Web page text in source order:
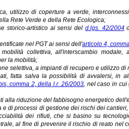
utilizzo di coperture a verde,
Rete Verde e della Rete Ecologica;
storico-artistico ai sensi del d.lgs. 42/2004
nel PGT ai sensi dell'articolo 4,
collettiva, all'interscambio
la mobilità;
selettiva, a impianti di recupero e utilizzo
fatta salva la possibilità di avvalersi, in
comma 2, della l.r. 26/2003, nel caso in cui
alla riduzione del fabbisogno energetico
di processi di gestione dei rischi dei
dei rifiuti, che si basino su
al fine di prevenire il rischio di reato nel